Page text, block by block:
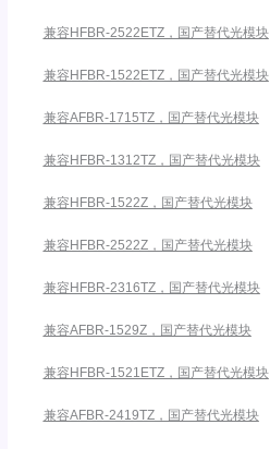
兼容HFBR-2522ETZ，国产替代光模块
兼容HFBR-1522ETZ，国产替代光模块
兼容AFBR-1715TZ，国产替代光模块
兼容HFBR-1312TZ，国产替代光模块
兼容HFBR-1522Z，国产替代光模块
兼容HFBR-2522Z，国产替代光模块
兼容HFBR-2316TZ，国产替代光模块
兼容AFBR-1529Z，国产替代光模块
兼容HFBR-1521ETZ，国产替代光模块
兼容AFBR-2419TZ，国产替代光模块